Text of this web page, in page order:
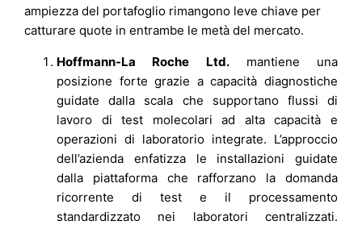
ampiezza del portafoglio rimangono leve chiave per
catturare quote in entrambe le metà del mercato.
Hoffmann-La Roche Ltd.mantiene una
posizione forte grazie a capacità diagnostiche
guidate dalla scala che supportano flussi di
lavoro di test molecolari ad alta capacità e
operazioni di laboratorio integrate. L’approccio
dell’azienda enfatizza le installazioni guidate
dalla piattaforma che rafforzano la domanda
ricorrente di test e il processamento
standardizzato nei laboratori centralizzati.